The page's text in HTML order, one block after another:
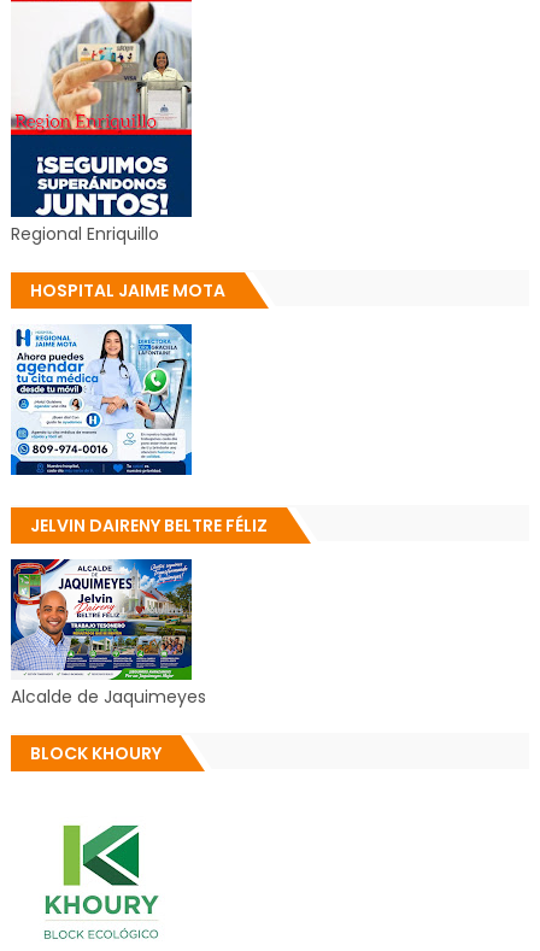
Regional Enriquillo
HOSPITAL JAIME MOTA
JELVIN DAIRENY BELTRE FÉLIZ
Alcalde de Jaquimeyes
BLOCK KHOURY